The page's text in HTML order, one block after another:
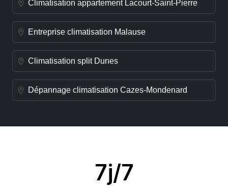
Climatisation appartement Lacourt-Saint-Pierre
Entreprise climatisation Malause
Climatisation split Dunes
Dépannage climatisation Cazes-Mondenard
7j/7